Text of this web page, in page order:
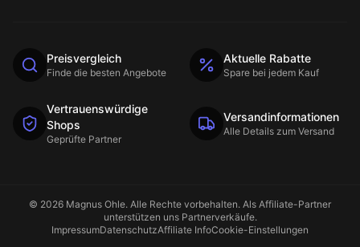
Preisvergleich
Finde die besten Angebote
Aktuelle Rabatte
Spare bei jedem Kauf
Vertrauenswürdige
Shops
Geprüfte Partner
Versandinformationen
Alle Details zum Versand
© 2026 Magnus Ohle. Alle Rechte vorbehalten. Als Affiliate-Partner
unterstützen uns Partnerverkäufe.
ImpressumDatenschutzAffiliate InfoCookie-Einstellungen